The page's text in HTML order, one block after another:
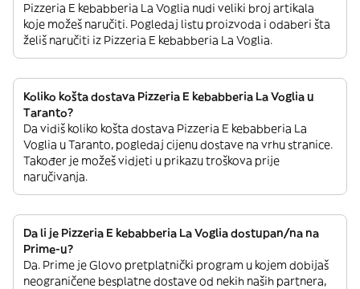
Pizzeria E kebabberia La Voglia nudi veliki broj artikala
koje možeš naručiti. Pogledaj listu proizvoda i odaberi šta
želiš naručiti iz Pizzeria E kebabberia La Voglia.
Koliko košta dostava Pizzeria E kebabberia La Voglia u
Taranto?
Da vidiš koliko košta dostava Pizzeria E kebabberia La
Voglia u Taranto, pogledaj cijenu dostave na vrhu stranice.
Također je možeš vidjeti u prikazu troškova prije
naručivanja.
Da li je Pizzeria E kebabberia La Voglia dostupan/na na
Prime-u?
Da. Prime je Glovo pretplatnički program u kojem dobijaš
neograničene besplatne dostave od nekih naših partnera,